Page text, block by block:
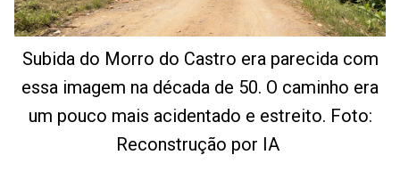
Subida do Morro do Castro era parecida com
essa imagem na década de 50. O caminho era
um pouco mais acidentado e estreito. Foto:
Reconstrução por IA